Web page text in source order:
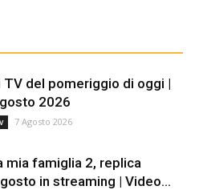
TV del pomeriggio di oggi |
2026
7 Agosto 2026
mia famiglia 2, replica
in streaming | Video...